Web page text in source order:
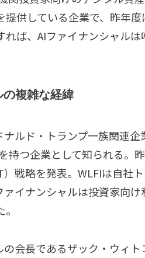
提供している企業で、昨年
れば、AIファイナンシャル
複雑な経緯
ルド・トランプ一族関連
持つ企業として知られる。
戦略を発表。WLFIは自社
イナンシャルは投資家向
会長であるザック・ウィ